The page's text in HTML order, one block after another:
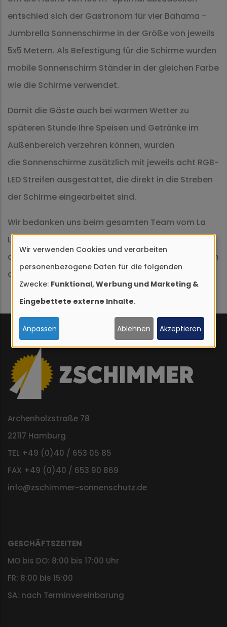
entschied sich der Gastronom für vier Bahama -
Jumbrella Sonnenschirme in der Größe von jeweils
5x5 Metern. Als Befestigung für die Schirme wurden
mobile Sonnenschirm Ständer in der gleichen Farbe
wie die Schirme verwendet.
Damit die Gäste auch bei warmen Wetter zu
späteren Stunde Ihre Speisen und Getränke im
Außenbereich verzehren können, wurden
die Sonnenschirme zusätzlich mit jeweils acht RGB-
LED Streifen ausgestattet, die direkt in die Streben
der Schirme eingearbeitet sind.
Wir bedanken uns beim gesamten Team vom La
Luna für die tolle Bewirtung und empfehlen jeden
der mal in Bremerhaven ist, dem La Luna ein Besuch
abzustatten. Es lohnt sich!
Archenholzstraße 78
22117 Hamburg
TEL +49 (0)40 / 653 05 85
FAX +49 (0)40 / 653 90 869
info@zschimmer-sonnenschutz.de
GESCHÄFTSZEITEN
MO bis DO: 8:00 bis 17:00 Uhr
FR: 8:00 bis 15:00
SA: nach Terminvereinbarung
Verwendung
von
personenbezogenen
Daten
und
Cookies
Wir verwenden Cookies und verarbeiten
personenbezogene Daten für die folgenden
Zwecke: Funktional, Werbung und Marketing &
Eingebettete externe Inhalte.
Anpassen Ablehnen Akzeptieren